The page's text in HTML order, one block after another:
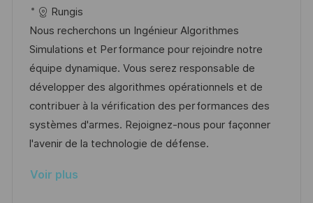
a
l
i
s
a
t
i
o
d
’
a
f
f
i
c
f
é
r
e
n
c
e
d
p
a
t
é
g
o
r
i
e
Rungis
Nous recherchons un Ingénieur Algorithmes
Simulations et Performance pour rejoindre notre
équipe dynamique. Vous serez responsable de
développer des algorithmes opérationnels et de
contribuer à la vérification des performances des
systèmes d'armes. Rejoignez-nous pour façonner
l'avenir de la technologie de défense.
Voir plus